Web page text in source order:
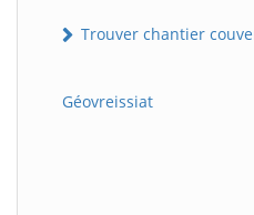
Trouver chantier
Géovreissiat